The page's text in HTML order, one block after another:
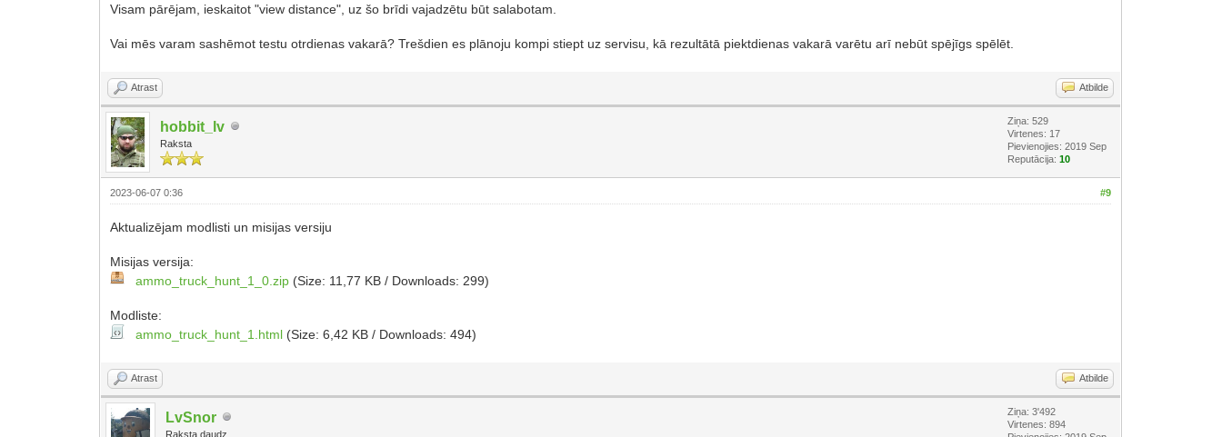
Visam pārējam, ieskaitot "view distance", uz šo brīdi vajadzētu būt salabotam.
Vai mēs varam sashēmot testu otrdienas vakarā? Trešdien es plānoju kompi stiept uz servisu, kā rezultātā piektdienas vakarā varētu arī nebūt spējīgs spēlēt.
Atrast Atbilde
hobbit_lv
Raksta
Ziņa: 529
Virtenes: 17
Pievienojies: 2019 Sep
Reputācija:10
#9
2023-06-07 0:36
Aktualizējam modlisti un misijas versiju
Misijas versija:
ammo_truck_hunt_1_0.zip (Size: 11,77 KB / Downloads: 299)
Modliste:
ammo_truck_hunt_1.html (Size: 6,42 KB / Downloads: 494)
Atrast Atbilde
LvSnor
Raksta daudz
Ziņa: 3'492
Virtenes: 894